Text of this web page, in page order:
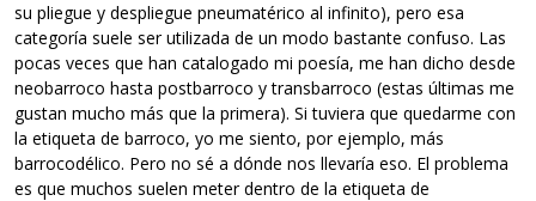
su pliegue y despliegue pneumatérico al infinito), pero esa
categoría suele ser utilizada de un modo bastante confuso. Las
pocas veces que han catalogado mi poesía, me han dicho desde
neobarroco hasta postbarroco y transbarroco (estas últimas me
gustan mucho más que la primera). Si tuviera que quedarme con
la etiqueta de barroco, yo me siento, por ejemplo, más
barrocodélico. Pero no sé a dónde nos llevaría eso. El problema
es que muchos suelen meter dentro de la etiqueta de